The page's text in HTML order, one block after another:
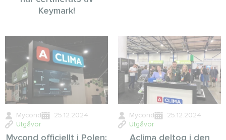
Keymark!
Mycond
25.12.2024
Utgåvor
Mycond officiellt i Polen:
Mycond
25.12.2024
Utgåvor
Aclima deltog i den